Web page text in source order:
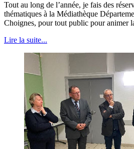
Tout au long de l’année, je fais des
thématiques à la Médiathèque
Choignes, pour tout public pour animer
Lire la suite...